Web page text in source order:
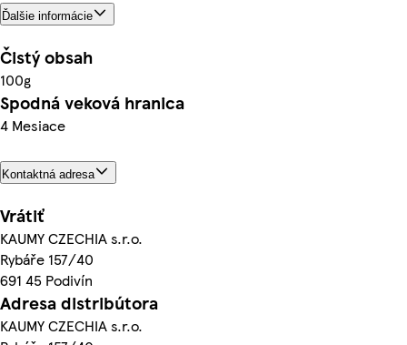
Ďalšie informácie
Čistý obsah
100g
Spodná veková hranica
4 Mesiace
Kontaktná adresa
Vrátiť
KAUMY CZECHIA s.r.o.
Rybáře 157/40
691 45 Podivín
Adresa distribútora
KAUMY CZECHIA s.r.o.